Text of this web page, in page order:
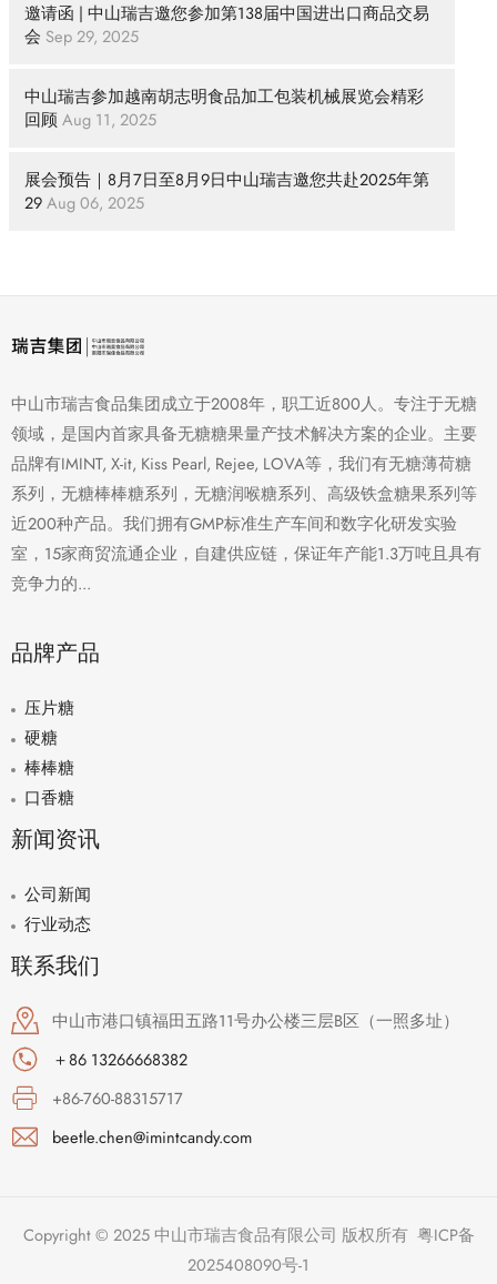
邀请函 | 中山瑞吉邀您参加第138届中国进出口商品交易
会 Sep 29, 2025
中山瑞吉参加越南胡志明食品加工包装机械展览会精彩
回顾 Aug 11, 2025
展会预告｜8月7日至8月9日中山瑞吉邀您共赴2025年第
29 Aug 06, 2025
中山市瑞吉食品集团成立于2008年，职工近800人。专注于无糖
领域，是国内首家具备无糖糖果量产技术解决方案的企业。主要
品牌有IMINT, X-it, Kiss Pearl, Rejee, LOVA等，我们有无糖薄荷糖
系列，无糖棒棒糖系列，无糖润喉糖系列、高级铁盒糖果系列等
近200种产品。我们拥有GMP标准生产车间和数字化研发实验
室，15家商贸流通企业，自建供应链，保证年产能1.3万吨且具有
竞争力的...
品牌产品
压片糖
硬糖
棒棒糖
口香糖
新闻资讯
公司新闻
行业动态
联系我们
中山市港口镇福田五路11号办公楼三层B区（一照多址）
＋86 13266668382
+86-760-88315717
beetle.chen@imintcandy.com
Copyright © 2025 中山市瑞吉食品有限公司 版权所有 粤ICP备
2025408090号-1